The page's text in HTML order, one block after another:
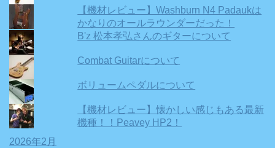
【機材レビュー】Washburn N4 Padaukは
かなりのオールラウンダーだった！
B'z 松本孝弘さんのギターについて
Combat Guitarについて
ボリュームペダルについて
【機材レビュー】懐かしい感じもある最新
機種！！Peavey HP2！
2026年2月